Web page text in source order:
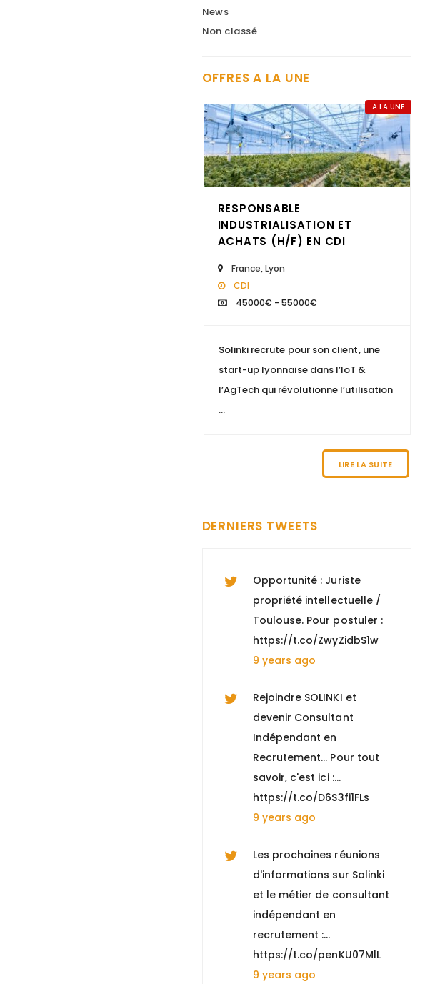
News
Non classé
OFFRES A LA UNE
A LA UNE
RESPONSABLE
INDUSTRIALISATION ET
ACHATS (H/F) EN CDI
France,Lyon
CDI
45000€ - 55000€
Solinki recrute pour son client, une
start-up lyonnaise dans l’IoT &
l’AgTech qui révolutionne l’utilisation
...
LIRE LA SUITE
DERNIERS TWEETS
Nous recherchons un
locative et copropriété
(H/F)" à Paris 8, +
d'informations :
Nous recherchons un
"Directeur EHPAD H/F" à
savoir :
Opportunité : Juriste
propriété intellectuelle /
Toulouse. Pour postuler :
https://t.co/ZwyZidbS1w
9 years ago
Rejoindre SOLINKI et
devenir Consultant
Indépendant en
Recrutement... Pour tout
savoir, c'est ici :…
https://t.co/D6S3fi1FLs
9 years ago
Les prochaines réunions
d'informations sur Solinki
et le métier de consultant
indépendant en
recrutement :…
https://t.co/penKU07MlL
9 years ago